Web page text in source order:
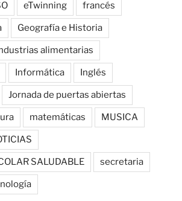
eTwinning francés
Geografía e Historia
alimentarias
Informática Inglés
Jornada de puertas abiertas
matemáticas MUSICA
SALUDABLE secretaria